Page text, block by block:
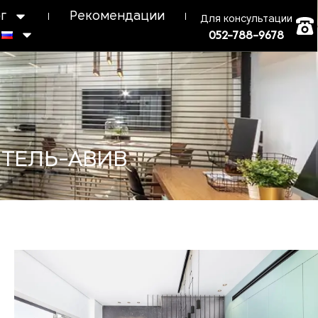
Для консультации
052-788-9678
Рекомендации
АВИВ